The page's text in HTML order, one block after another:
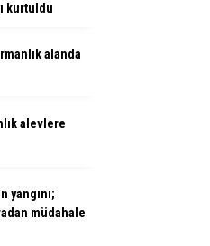
kurtuldu
alanda
alevlere
yangını;
müdahale